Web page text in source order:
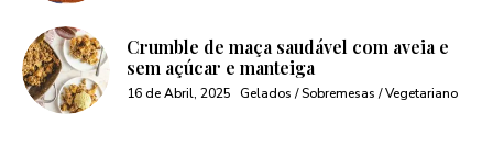
Crumble de maça saudável com aveia e
sem açúcar e manteiga
16 de Abril, 2025 Gelados / Sobremesas / Vegetariano